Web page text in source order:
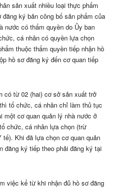
sản xuất nhiều loại thực phẩm
ký bản công bố sản phẩm của
nước có thẩm quyền do Ủy ban
cá nhân có quyền lựa chọn
thuộc thẩm quyền tiếp nhận hồ
hồ sơ đăng ký đến cơ quan tiếp
có từ 02 (hai) cơ sở sản xuất trở
tổ chức, cá nhân chỉ làm thủ tục
một cơ quan quản lý nhà nước ở
chức, cá nhân lựa chọn (trừ
Khi đã lựa chọn cơ quan quản
đăng ký tiếp theo phải đăng ký tại
việc kể từ khi nhận đủ hồ sơ đăng